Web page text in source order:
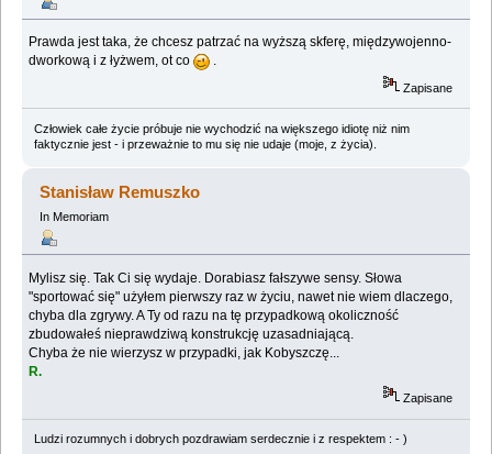
Prawda jest taka, że chcesz patrzać na wyższą skferę, międzywojenno-
dworkową i z łyżwem, ot co
.
Zapisane
Człowiek całe życie próbuje nie wychodzić na większego idiotę niż nim
faktycznie jest - i przeważnie to mu się nie udaje (moje, z życia).
Stanisław Remuszko
In Memoriam
Mylisz się. Tak Ci się wydaje. Dorabiasz fałszywe sensy. Słowa
"sportować się" użyłem pierwszy raz w życiu, nawet nie wiem dlaczego,
chyba dla zgrywy. A Ty od razu na tę przypadkową okoliczność
zbudowałeś nieprawdziwą konstrukcję uzasadniającą.
Chyba że nie wierzysz w przypadki, jak Kobyszczę...
R.
Zapisane
Ludzi rozumnych i dobrych pozdrawiam serdecznie i z respektem : - )